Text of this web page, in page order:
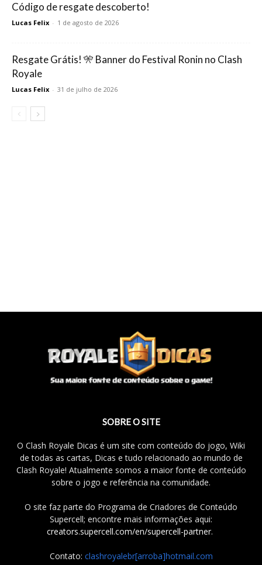
Código de resgate descoberto!
Lucas Felix - 1 de agosto de 2026
Resgate Grátis! 🎌 Banner do Festival Ronin no Clash
Royale
Lucas Felix - 31 de julho de 2026
SOBRE O SITE
O Clash Royale Dicas é um site com conteúdo do jogo, Wiki
de todas as cartas, Dicas e tudo relacionado ao mundo de
Clash Royale! Atualmente somos a maior fonte de conteúdo
sobre o jogo e referência na comunidade.
O site faz parte do Programa de Criadores de Conteúdo
Supercell; encontre mais informações aqui:
creators.supercell.com/en/supercell-partner.
Contato: clashroyalebr[arroba]hotmail.com